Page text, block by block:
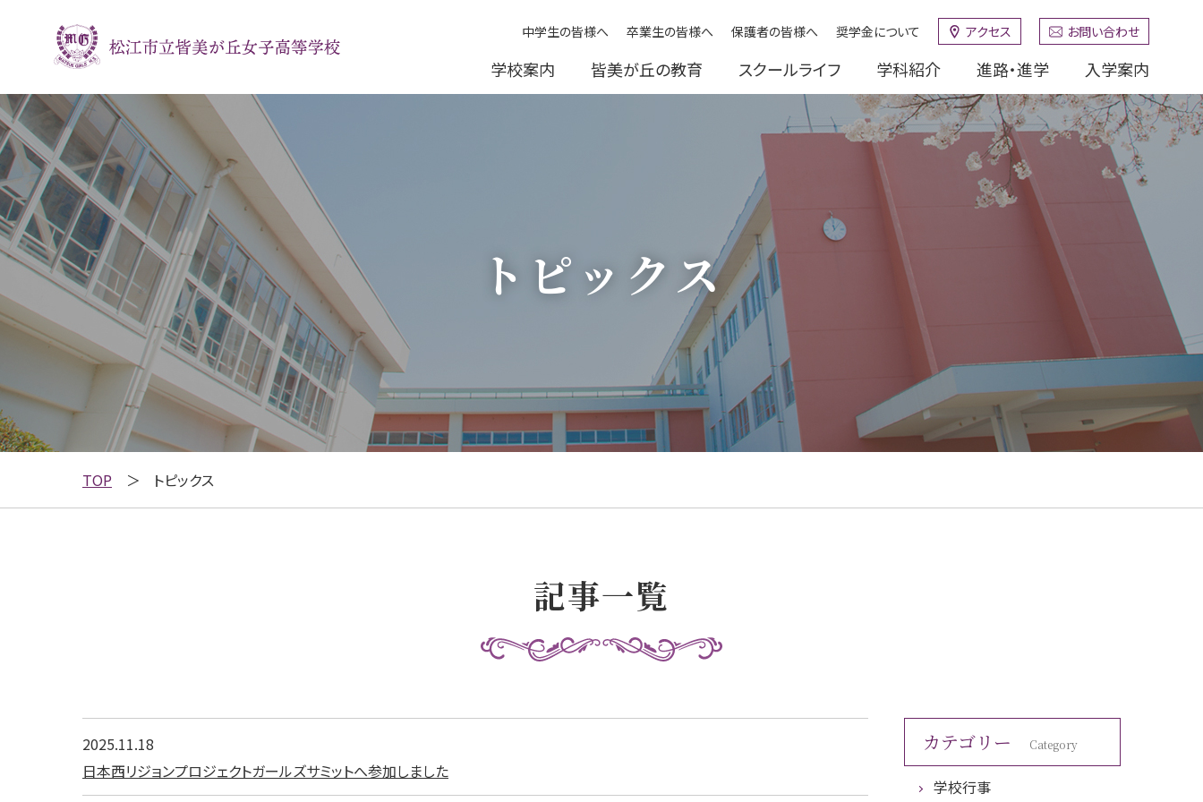
学校案内 皆美が丘の教育 スクールライフ 学科紹介 進路・進学 入学案内
中学生の皆様へ 卒業生の皆様へ 保護者の皆様へ 奨学金について アクセス お問い合わせ
トピックス
TOP トピックス
記事一覧
2025.11.18
日本西リジョンプロジェクトガールズサミットへ参加しました
カテゴリー Category
学校行事